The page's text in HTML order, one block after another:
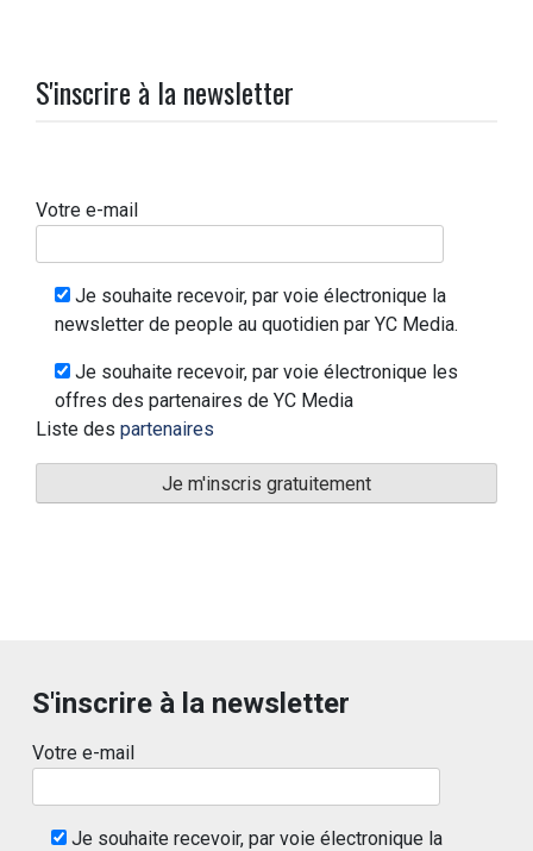
S'inscrire à la newsletter
Votre e-mail
Je souhaite recevoir, par voie électronique la
newsletter de people au quotidien par YC Media.
Je souhaite recevoir, par voie électronique les
offres des partenaires de YC Media
Liste des partenaires
S'inscrire à la newsletter
Votre e-mail
Je souhaite recevoir, par voie électronique la